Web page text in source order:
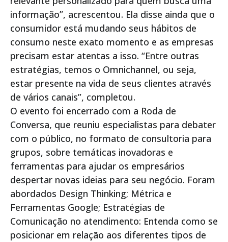
informação”, acrescentou. Ela disse ainda que o
consumidor está mudando seus hábitos de
consumo neste exato momento e as empresas
precisam estar atentas a isso. “Entre outras
estratégias, temos o Omnichannel, ou seja,
estar presente na vida de seus clientes através
de vários canais”, completou.
O evento foi encerrado com a Roda de
Conversa, que reuniu especialistas para debater
com o público, no formato de consultoria para
grupos, sobre temáticas inovadoras e
ferramentas para ajudar os empresários
despertar novas ideias para seu negócio. Foram
abordados Design Thinking; Métrica e
Ferramentas Google; Estratégias de
Comunicação no atendimento: Entenda como se
posicionar em relação aos diferentes tipos de